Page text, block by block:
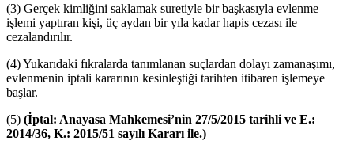
(3) Gerçek kimliğini saklamak suretiyle bir başkasıyla evlenme
işlemi yaptıran kişi, üç aydan bir yıla kadar hapis cezası ile
cezalandırılır.
(4) Yukarıdaki fıkralarda tanımlanan suçlardan dolayı zamanaşımı,
evlenmenin iptali kararının kesinleştiği tarihten itibaren işlemeye
başlar.
(5) (İptal: Anayasa Mahkemesi’nin 27/5/2015 tarihli ve E.:
2014/36, K.: 2015/51 sayılı Kararı ile.)